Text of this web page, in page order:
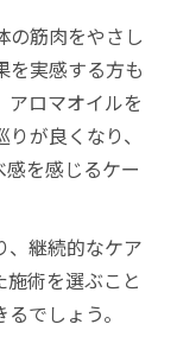
択ポイント
ンエステの
びのコツ
の工夫
の筋肉をやさし
を実感する方も
アロマオイルを
が良くなり、
を感じるケー
、継続的なケア
術を選ぶこと
でしょう。